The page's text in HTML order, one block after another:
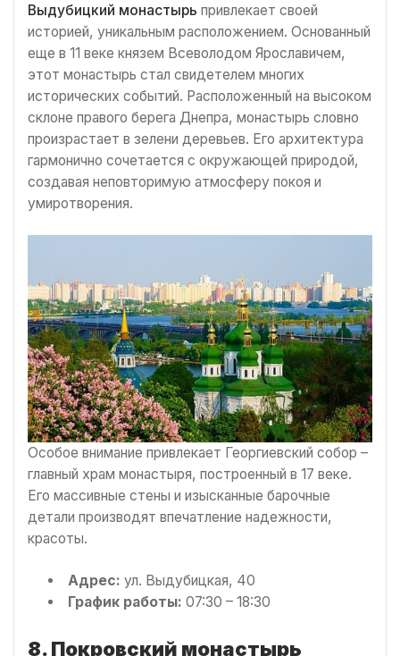
Выдубицкий монастырь привлекает своей
историей, уникальным расположением. Основанный
еще в 11 веке князем Всеволодом Ярославичем,
этот монастырь стал свидетелем многих
исторических событий. Расположенный на высоком
склоне правого берега Днепра, монастырь словно
произрастает в зелени деревьев. Его архитектура
гармонично сочетается с окружающей природой,
создавая неповторимую атмосферу покоя и
умиротворения.
Особое внимание привлекает Георгиевский собор –
главный храм монастыря, построенный в 17 веке.
Его массивные стены и изысканные барочные
детали производят впечатление надежности,
красоты.
Адрес: ул. Выдубицкая, 40
График работы: 07:30 – 18:30
8. Покровский монастырь